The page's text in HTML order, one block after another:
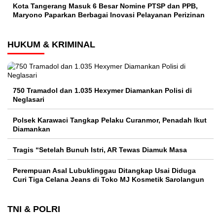
Kota Tangerang Masuk 6 Besar Nomine PTSP dan PPB,
Maryono Paparkan Berbagai Inovasi Pelayanan Perizinan
HUKUM & KRIMINAL
750 Tramadol dan 1.035 Hexymer Diamankan Polisi di
Neglasari
Polsek Karawaci Tangkap Pelaku Curanmor, Penadah Ikut
Diamankan
Tragis “Setelah Bunuh Istri, AR Tewas Diamuk Masa
Perempuan Asal Lubuklinggau Ditangkap Usai Diduga
Curi Tiga Celana Jeans di Toko MJ Kosmetik Sarolangun
TNI & POLRI